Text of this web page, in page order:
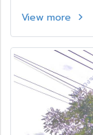
View more